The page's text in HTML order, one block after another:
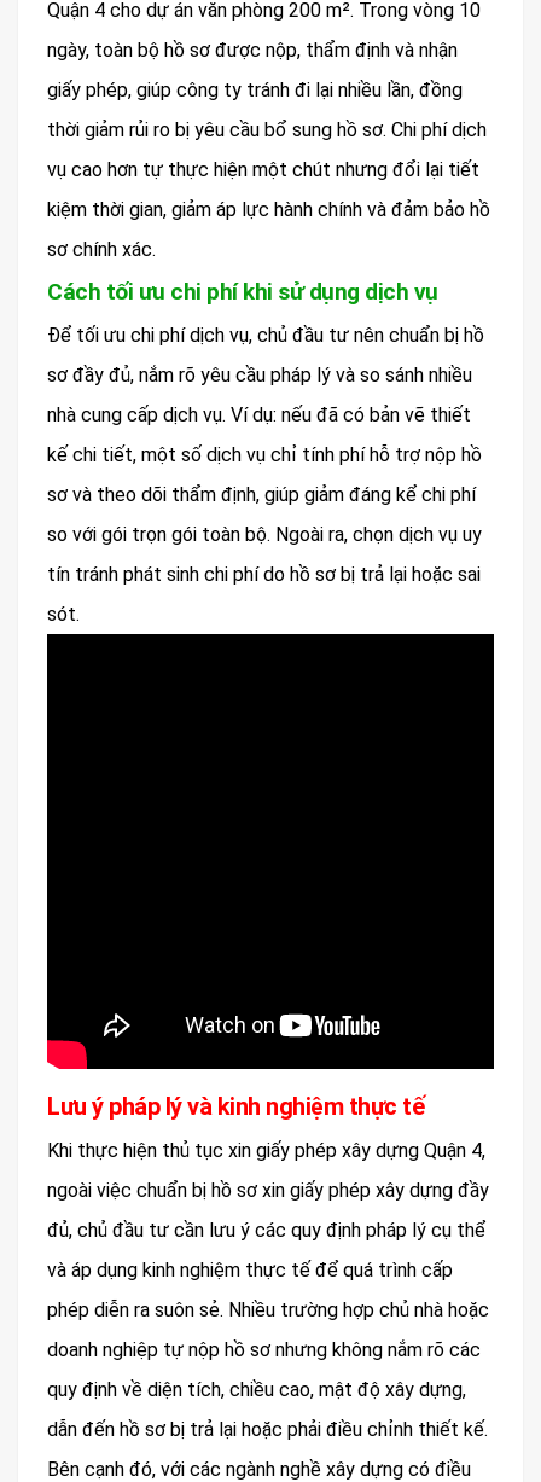
Quận 4 cho dự án văn phòng 200 m². Trong vòng 10
ngày, toàn bộ hồ sơ được nộp, thẩm định và nhận
giấy phép, giúp công ty tránh đi lại nhiều lần, đồng
thời giảm rủi ro bị yêu cầu bổ sung hồ sơ. Chi phí dịch
vụ cao hơn tự thực hiện một chút nhưng đổi lại tiết
kiệm thời gian, giảm áp lực hành chính và đảm bảo hồ
sơ chính xác.
Cách tối ưu chi phí khi sử dụng dịch vụ
Để tối ưu chi phí dịch vụ, chủ đầu tư nên chuẩn bị hồ
sơ đầy đủ, nắm rõ yêu cầu pháp lý và so sánh nhiều
nhà cung cấp dịch vụ. Ví dụ: nếu đã có bản vẽ thiết
kế chi tiết, một số dịch vụ chỉ tính phí hỗ trợ nộp hồ
sơ và theo dõi thẩm định, giúp giảm đáng kể chi phí
so với gói trọn gói toàn bộ. Ngoài ra, chọn dịch vụ uy
tín tránh phát sinh chi phí do hồ sơ bị trả lại hoặc sai
sót.
Lưu ý pháp lý và kinh nghiệm thực tế
Khi thực hiện thủ tục xin giấy phép xây dựng Quận 4,
ngoài việc chuẩn bị hồ sơ xin giấy phép xây dựng đầy
đủ, chủ đầu tư cần lưu ý các quy định pháp lý cụ thể
và áp dụng kinh nghiệm thực tế để quá trình cấp
phép diễn ra suôn sẻ. Nhiều trường hợp chủ nhà hoặc
doanh nghiệp tự nộp hồ sơ nhưng không nắm rõ các
quy định về diện tích, chiều cao, mật độ xây dựng,
dẫn đến hồ sơ bị trả lại hoặc phải điều chỉnh thiết kế.
Bên cạnh đó, với các ngành nghề xây dựng có điều